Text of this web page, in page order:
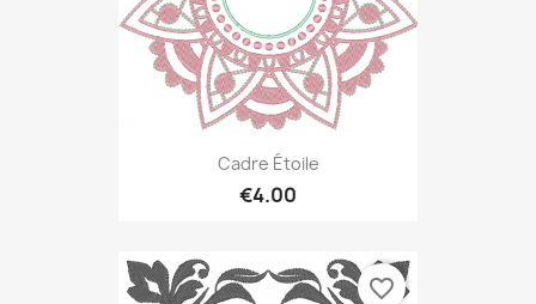
Cadre Étoile
€4.00
favorite_border